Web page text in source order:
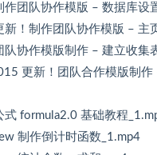
作团队协作模版 – 数据库设
新！制作团队协作模版 – 主
队协作模版制作 – 建立收集
更新！团队合作模版制作
式 formula2.0 基础教程
制作倒计时函数_1.mp4